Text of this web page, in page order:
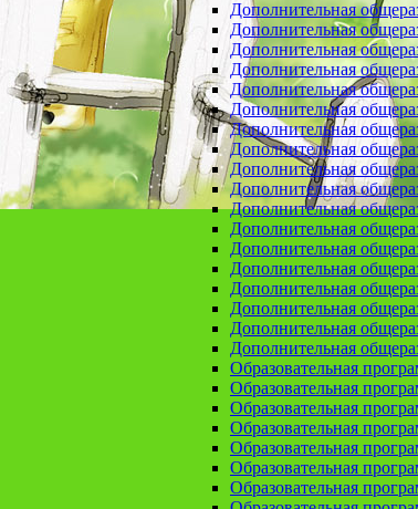
Дополнительная
Дополнительная
Дополнительная
Дополнительная
Дополнительная
Дополнительная
Дополнительная
Дополнительная
Дополнительная
Дополнительная
Дополнительная
Дополнительная
Дополнительная
Дополнительная
Дополнительная
Дополнительная
Дополнительная
Дополнительная
Образовательная
Образовательная
Образовательная
Образовательная
Образовательная
Образовательная
Образовательная